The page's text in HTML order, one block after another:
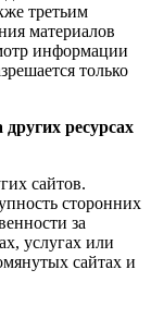
третьим
материалов
информации
только
ресурсах
сайтов.
сторонних
за
услугах или
сайтах и